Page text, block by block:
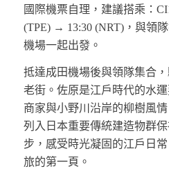
國際機票自理，建議搭乘：
(TPE) → 13:30 (NRT)，與領
機場一起出發。
抵達成田機場後與領隊集合
老街。佐原是江戶時代的水
商家與小野川沿岸的柳樹風
列入日本重要傳統建造物群
步，感受時光凝固的江戶日
旅的第一頁。